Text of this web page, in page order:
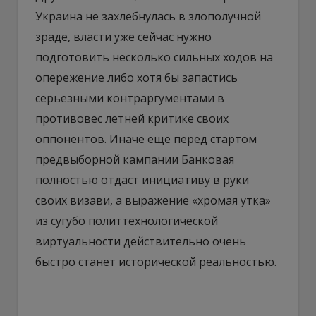
Украина не захлебнулась в злополучной
зраде, власти уже сейчас нужно
подготовить несколько сильных ходов на
опережение либо хотя бы запастись
серьезными контраргументами в
противовес летней критике своих
оппонентов. Иначе еще перед стартом
предвыборной кампании Банковая
полностью отдаст инициативу в руки
своих визави, а выражение «хромая утка»
из сугубо политтехнологической
виртуальности действительно очень
быстро станет исторической реальностью.